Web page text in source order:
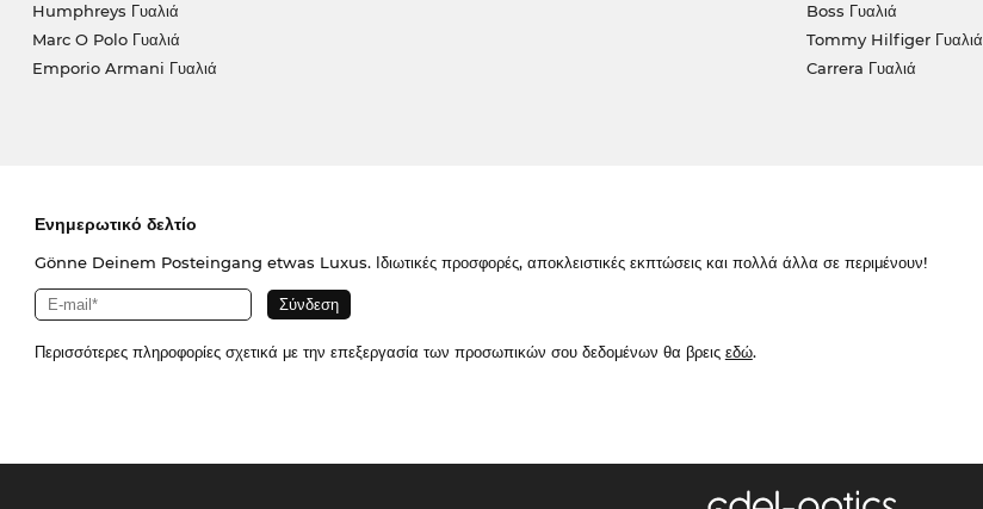
Humphreys Γυαλιά
Marc O Polo Γυαλιά
Emporio Armani Γυαλιά
Boss Γυαλιά
Tommy Hilfiger Γυαλιά
Carrera Γυαλιά
Ενημερωτικό δελτίο
Gönne Deinem Posteingang etwas Luxus. Ιδιωτικές προσφορές, αποκλειστικές εκπτώσεις και πολλά άλλα σε περιμένουν!
Περισσότερες πληροφορίες σχετικά με την επεξεργασία των προσωπικών σου δεδομένων θα βρεις εδώ.